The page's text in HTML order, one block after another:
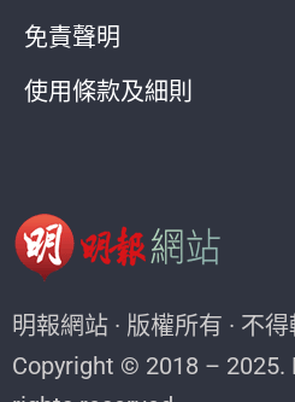
免責聲明
使用條款及細則
明報網站 · 版權所有 · 不
Copyright © 2018 – 2025.